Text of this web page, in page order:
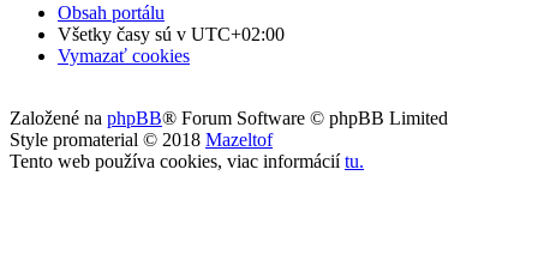
Obsah portálu
Všetky časy sú v UTC+02:00
Vymazať cookies
Založené na phpBB® Forum Software © phpBB Limited
Style promaterial © 2018 Mazeltof
Tento web používa cookies, viac informáciítu.